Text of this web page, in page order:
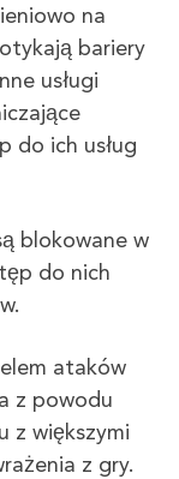
na
bariery
usługi
do ich usług
blokowane w
do nich
ataków
z powodu
z większymi
z gry.